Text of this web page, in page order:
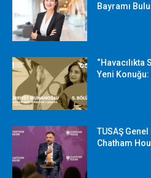
Bayramı
“Havacılıkta
Yeni
TUSAŞ
Chatham